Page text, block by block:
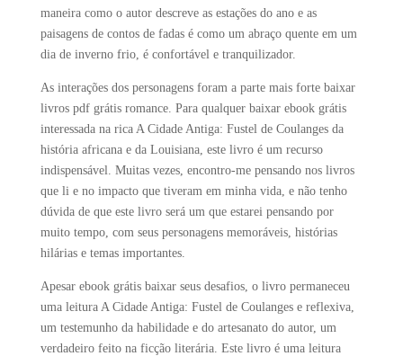
maneira como o autor descreve as estações do ano e as
paisagens de contos de fadas é como um abraço quente em um
dia de inverno frio, é confortável e tranquilizador.
As interações dos personagens foram a parte mais forte baixar
livros pdf grátis romance. Para qualquer baixar ebook grátis
interessada na rica A Cidade Antiga: Fustel de Coulanges da
história africana e da Louisiana, este livro é um recurso
indispensável. Muitas vezes, encontro-me pensando nos livros
que li e no impacto que tiveram em minha vida, e não tenho
dúvida de que este livro será um que estarei pensando por
muito tempo, com seus personagens memoráveis, histórias
hilárias e temas importantes.
Apesar ebook grátis baixar seus desafios, o livro permaneceu
uma leitura A Cidade Antiga: Fustel de Coulanges e reflexiva,
um testemunho da habilidade e do artesanato do autor, um
verdadeiro feito na ficção literária. Este livro é uma leitura